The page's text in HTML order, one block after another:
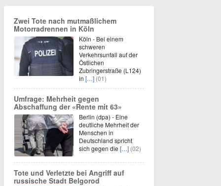
Zwei Tote nach mutmaßlichem
Motorradrennen in Köln
Köln - Bei einem
schweren
Verkehrsunfall auf der
Östlichen
Zubringerstraße (L124)
in […] (01)
Umfrage: Mehrheit gegen
Abschaffung der «Rente mit 63»
Berlin (dpa) - Eine
deutliche Mehrheit der
Menschen in
Deutschland spricht
sich gegen die […] (02)
Tote und Verletzte bei Angriff auf
russische Stadt Belgorod